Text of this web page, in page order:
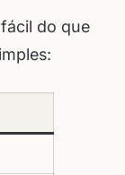
do que